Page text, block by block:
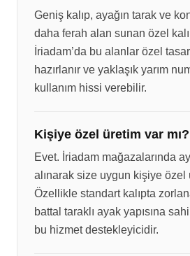
Geniş kalıp, ayağın tarak ve
daha ferah alan sunan özel
İriadam’da bu alanlar özel
hazırlanır ve yaklaşık yarım
kullanım hissi verebilir.
Kişiye özel üretim var mı?
Evet. İriadam mağazalarında
alınarak size uygun kişiye özel
Özellikle standart kalıpta
battal taraklı ayak yapısına
bu hizmet destekleyicidir.